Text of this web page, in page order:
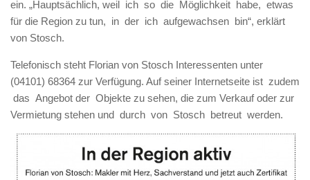
ein. „Hauptsächlich, weil ich so die Möglichkeit habe, etwas
für die Region zu tun, in der ich aufgewachsen bin“, erklärt
von Stosch.
Telefonisch steht Florian von Stosch Interessenten unter
(04101) 68364 zur Verfügung. Auf seiner Internetseite ist zudem
das Angebot der Objekte zu sehen, die zum Verkauf oder zur
Vermietung stehen und durch von Stosch betreut werden.